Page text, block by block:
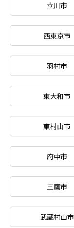
立川市
西東京市
羽村市
東大和市
東村山市
府中市
三鷹市
武蔵村山市